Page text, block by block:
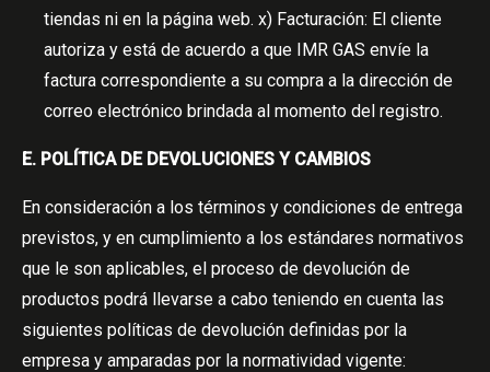
tiendas ni en la página web. x) Facturación: El cliente
autoriza y está de acuerdo a que IMR GAS envíe la
factura correspondiente a su compra a la dirección de
correo electrónico brindada al momento del registro.
E. POLÍTICA DE DEVOLUCIONES Y CAMBIOS
En consideración a los términos y condiciones de entrega
previstos, y en cumplimiento a los estándares normativos
que le son aplicables, el proceso de devolución de
productos podrá llevarse a cabo teniendo en cuenta las
siguientes políticas de devolución definidas por la
empresa y amparadas por la normatividad vigente: